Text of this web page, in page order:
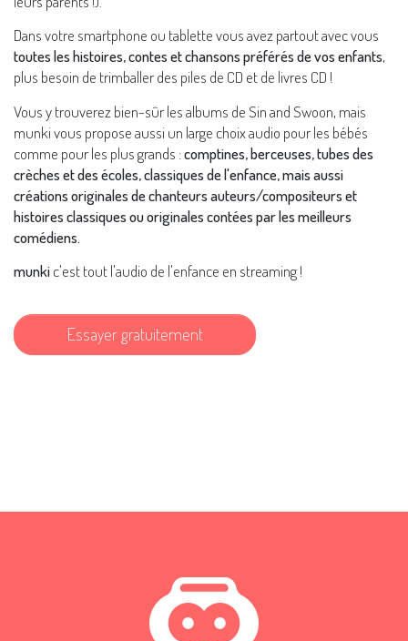
Dans votre smartphone ou tablette vous avez partout avec vous
toutes les histoires, contes et chansons préférés de vos enfants,
plus besoin de trimballer des piles de CD et de livres CD !
Vous y trouverez bien-sûr les albums de Sin and Swoon, mais
munki vous propose aussi un large choix audio pour les bébés
comme pour les plus grands :comptines, berceuses, tubes des
crèches et des écoles, classiques de l'enfance, mais aussi
créations originales de chanteurs auteurs/compositeurs et
histoires classiques ou originales contées par les meilleurs
comédiens.
munkic'est tout l'audio de l'enfance en streaming !
Essayer gratuitement